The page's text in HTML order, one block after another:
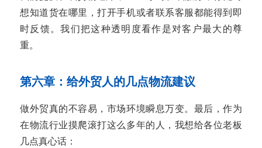
想知道货在哪里，打开手机或者联系客服都能得到即
时反馈。我们把这种透明度看作是对客户最大的尊
重。
第六章：给外贸人的几点物流建议
做外贸真的不容易，市场环境瞬息万变。最后，作为
在物流行业摸爬滚打这么多年的人，我想给各位老板
几点真心话：